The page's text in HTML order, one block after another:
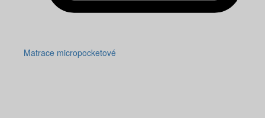
Matrace micropocketové